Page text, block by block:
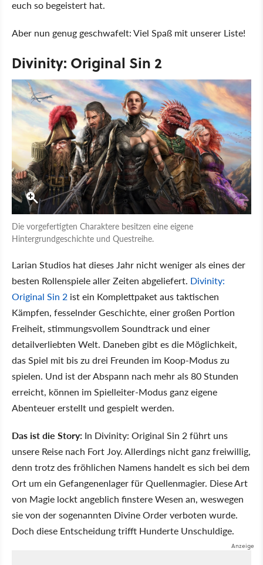
euch so begeistert hat.
Aber nun genug geschwafelt: Viel Spaß mit unserer Liste!
Divinity: Original Sin 2
Die vorgefertigten Charaktere besitzen eine eigene
Hintergrundgeschichte und Questreihe.
Larian Studios hat dieses Jahr nicht weniger als eines der
besten Rollenspiele aller Zeiten abgeliefert. Divinity:
Original Sin 2 ist ein Komplettpaket aus taktischen
Kämpfen, fesselnder Geschichte, einer großen Portion
Freiheit, stimmungsvollem Soundtrack und einer
detailverliebten Welt. Daneben gibt es die Möglichkeit,
das Spiel mit bis zu drei Freunden im Koop-Modus zu
spielen. Und ist der Abspann nach mehr als 80 Stunden
erreicht, können im Spielleiter-Modus ganz eigene
Abenteuer erstellt und gespielt werden.
Das ist die Story: In Divinity: Original Sin 2 führt uns
unsere Reise nach Fort Joy. Allerdings nicht ganz freiwillig,
denn trotz des fröhlichen Namens handelt es sich bei dem
Ort um ein Gefangenenlager für Quellenmagier. Diese Art
von Magie lockt angeblich finstere Wesen an, weswegen
sie von der sogenannten Divine Order verboten wurde.
Doch diese Entscheidung trifft Hunderte Unschuldige.